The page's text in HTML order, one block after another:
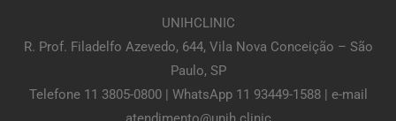
UNIHCLINIC
R. Prof. Filadelfo Azevedo, 644, Vila Nova Conceição – São
Paulo, SP
Telefone 11 3805-0800 | WhatsApp 11 93449-1588 | e-mail